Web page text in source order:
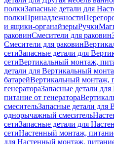
полкиЗапасные детали для
полкиПринадлежности
и ящики-органайзерыРучки
раковинСмесители для раковин
Смесители для раковин
сетиЗапасные детали для
сетиВертикальный монтаж,
детали для Вертикальный
батарейВертикальный монтаж,
генератораЗапасные детали
питание от генератора
смесительЗапасные детали для
однорычажный смеситель
сетиЗапасные детали для
сетиНастенный монтаж,
для Настенный монтаж,